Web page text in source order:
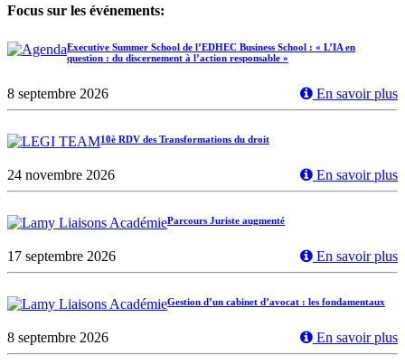
Focus sur les événements:
Executive Summer School de l’EDHEC Business School : « L’IA en
question : du discernement à l’action responsable »
8 septembre 2026 En savoir plus
10è RDV des Transformations du droit
24 novembre 2026 En savoir plus
Parcours Juriste augmenté
17 septembre 2026 En savoir plus
Gestion d’un cabinet d’avocat : les fondamentaux
8 septembre 2026 En savoir plus